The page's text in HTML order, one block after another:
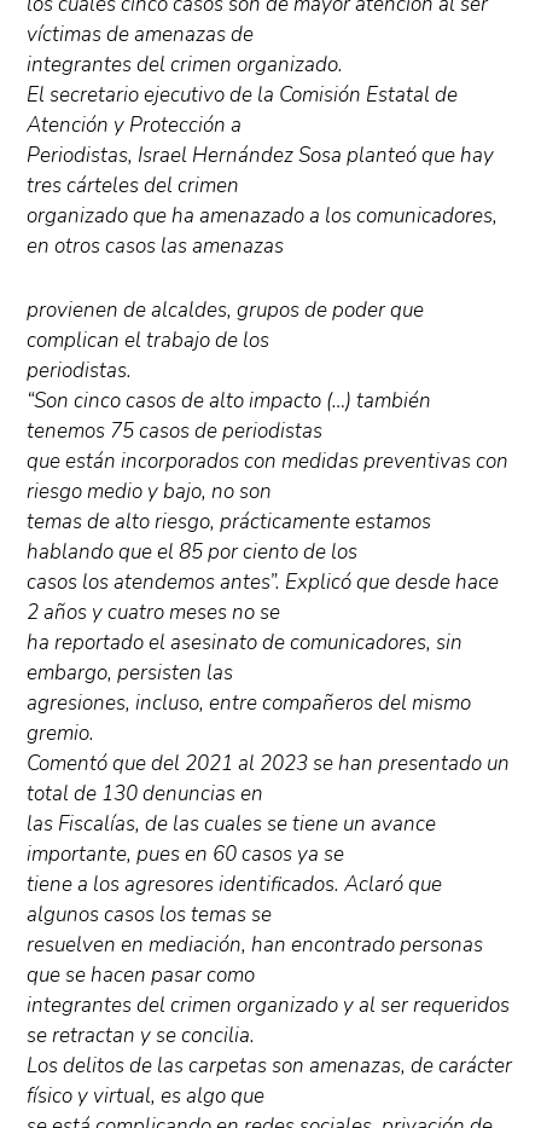
víctimas de amenazas de
integrantes del crimen organizado.
El secretario ejecutivo de la Comisión Estatal de
Atención y Protección a
Periodistas, Israel Hernández Sosa planteó que hay
tres cárteles del crimen
organizado que ha amenazado a los comunicadores,
en otros casos las amenazas
provienen de alcaldes, grupos de poder que
complican el trabajo de los
periodistas.
“Son cinco casos de alto impacto (…) también
tenemos 75 casos de periodistas
que están incorporados con medidas preventivas con
riesgo medio y bajo, no son
temas de alto riesgo, prácticamente estamos
hablando que el 85 por ciento de los
casos los atendemos antes”. Explicó que desde hace
2 años y cuatro meses no se
ha reportado el asesinato de comunicadores, sin
embargo, persisten las
agresiones, incluso, entre compañeros del mismo
gremio.
Comentó que del 2021 al 2023 se han presentado un
total de 130 denuncias en
las Fiscalías, de las cuales se tiene un avance
importante, pues en 60 casos ya se
tiene a los agresores identificados. Aclaró que
algunos casos los temas se
resuelven en mediación, han encontrado personas
que se hacen pasar como
integrantes del crimen organizado y al ser requeridos
se retractan y se concilia.
Los delitos de las carpetas son amenazas, de carácter
físico y virtual, es algo que